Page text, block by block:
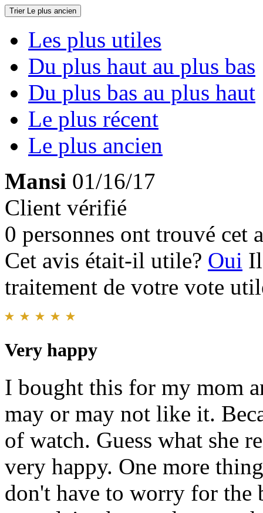
Trier Le plus ancien
Les plus utiles
Du plus haut au plus bas
Du plus bas au plus haut
Le plus récent
Le plus ancien
Mansi 01/16/17
Client vérifié
0 personnes ont trouvé cet
Cet avis était-il utile? Oui
traitement de votre vote
Very happy
I bought this for my mom
may or may not like it.
of watch. Guess what she
very happy. One more
don't have to worry for the